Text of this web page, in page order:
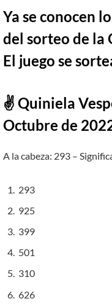
Ya se conocen
del sorteo de la
El juego se
✌ Quiniela
Octubre de
A la cabeza: 293 –
293
925
399
501
310
626